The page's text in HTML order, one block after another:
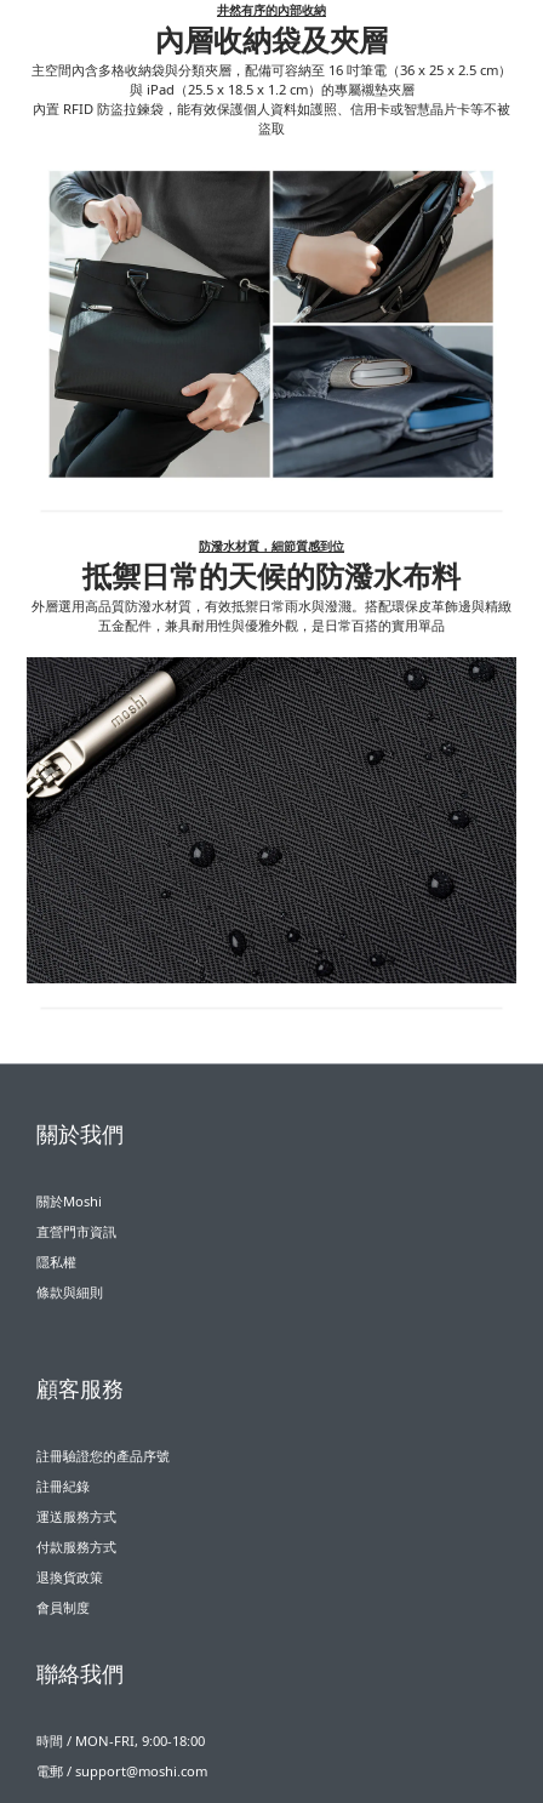
井然有序的內部收納
內層收納袋及夾層
主空間內含多格收納袋與分類夾層，配備可容納至 16 吋筆電（36 x 25 x 2.5 cm）
與 iPad（25.5 x 18.5 x 1.2 cm）的專屬襯墊夾層
內置 RFID 防盜拉鍊袋，能有效保護個人資料如護照、信用卡或智慧晶片卡等不被
盜取
防潑水材質，細節質感到位
抵禦日常的天候的防潑水布料
外層選用高品質防潑水材質，有效抵禦日常雨水與潑濺。搭配環保皮革飾邊與精緻
五金配件，兼具耐用性與優雅外觀，是日常百搭的實用單品
關於我們
關於Moshi
直營門市資訊
隱私權
條款與細則
顧客服務
註冊驗證您的產品序號
註冊紀錄
運送服務方式
付款服務方式
退換貨政策
會員制度
聯絡我們
時間 / MON-FRI, 9:00-18:00
電郵 / support@moshi.com